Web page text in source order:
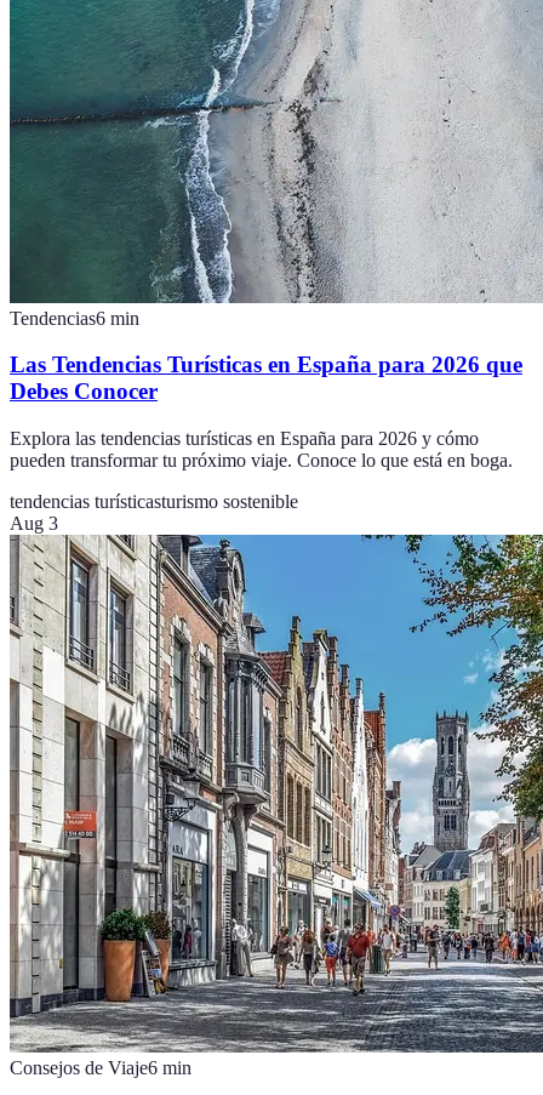
Tendencias6 min
Las Tendencias Turísticas en España para 2026 que
Debes Conocer
Explora las tendencias turísticas en España para 2026 y cómo
pueden transformar tu próximo viaje. Conoce lo que está en boga.
tendencias turísticasturismo sostenible
Aug 3
Consejos de Viaje6 min